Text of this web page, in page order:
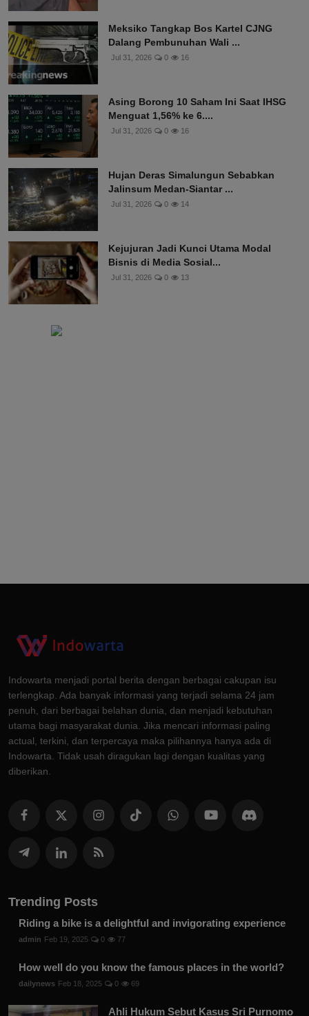
Meksiko Tangkap Bos Kartel CJNG
Dalang Pembunuhan Wali ...
Jul 31, 2026 0 16
Asing Borong 10 Saham Ini Saat IHSG
Menguat 1,56% ke 6....
Jul 31, 2026 0 16
Hujan Deras Simalungun Sebabkan
Jalinsum Medan-Siantar ...
Jul 31, 2026 0 14
Kejujuran Jadi Kunci Utama Modal
Bisnis di Media Sosial...
Jul 31, 2026 0 13
Indowarta menjadi portal berita dengan berbagai cakupan isu
terlengkap. Ada banyak informasi yang terjadi selama 24 jam
penuh, dari berbagai belahan dunia, dan menjadi kebutuhan
utama bagi masyarakat dunia. Jika mencari informasi paling
actual, terkini, dan terpercaya maka pilihannya hanya ada di
Indowarta. Tidak usah diragukan lagi dengan kualitas yang
diberikan.
Trending Posts
Riding a bike is a delightful and invigorating experience
admin Feb 19, 2025 0 77
How well do you know the famous places in the world?
dailynews Feb 18, 2025 0 69
Ahli Hukum Sebut Kasus Sri Purnomo